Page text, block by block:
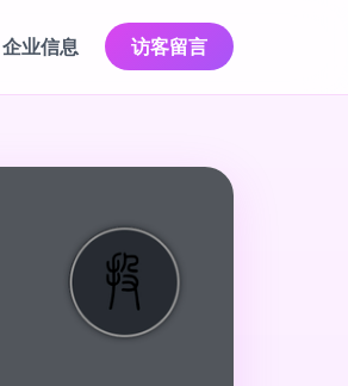
企业信息 访客留言